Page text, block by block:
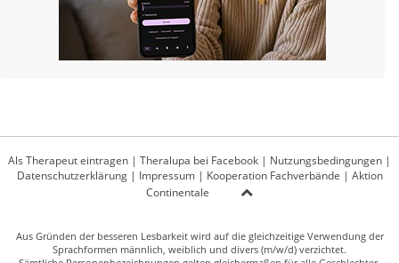
Als Therapeut eintragen | Theralupa bei Facebook | Nutzungsbedingungen |
Datenschutzerklärung| Impressum| Kooperation Fachverbände | Aktion
Continentale
Aus Gründen der besseren Lesbarkeit wird auf die gleichzeitige Verwendung der
Sprachformen männlich, weiblich und divers (m/w/d) verzichtet.